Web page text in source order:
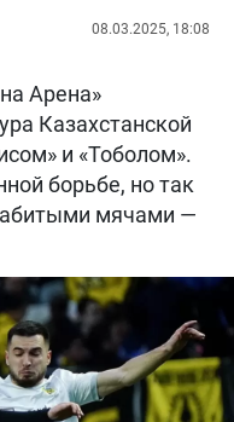
08.03.2025, 18:08
Арена»
Казахстанской
и «Тоболом».
борьбе, но так
мячами —